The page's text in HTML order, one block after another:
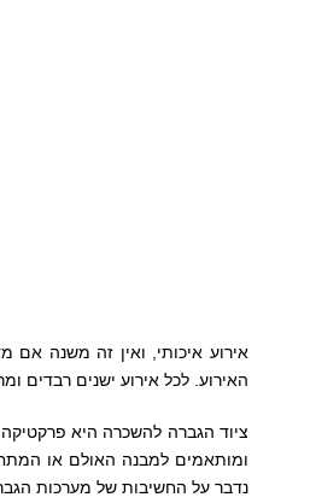
אירוע איכותי, ואין זה משנה אם
האירוע. לכל אירוע ישנים רבדים
ציוד הגברה להשכרה היא פרקטיקה
ומותאמים למבנה האולם או
נדבר על החשיבות של מערכות